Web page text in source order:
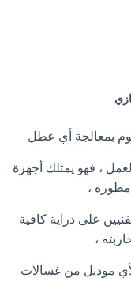
بمعالجة أي عطل
، فهو يمتلك أجهزة
مطورة ،
على دراية كافية
،
موديل من غسالات